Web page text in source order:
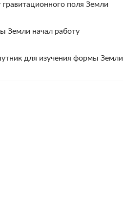
гравитационного поля Земли
Земли начал работу
для изучения формы Земли